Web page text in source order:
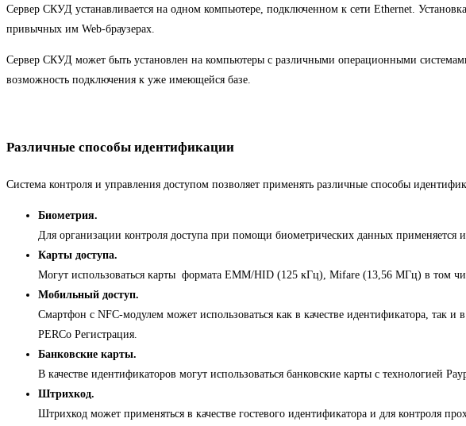
Сервер СКУД устанавливается на одном компьютере, подключенном к сети Ethernet.
привычных им Web-браузерах.
Сервер СКУД может быть установлен на компьютеры с различными операционными
возможность подключения к уже имеющейся базе.
Различные способы идентификации
Система контроля и управления доступом позволяет применять различные способы
Биометрия.
Для организации контроля доступа при помощи биометрических данных применяется
Карты доступа.
Могут использоваться карты формата EMM/HID (125 кГц), Mifare (13,56 МГц) в том
Мобильный доступ.
Смартфон c NFC-модулем может использоваться как в качестве идентификатора, так
PERCo Регистрация.
Банковские карты.
В качестве идентификаторов могут использоваться банковские карты с технологией
Штрихкод.
Штрихкод может применяться в качестве гостевого идентификатора и для контроля